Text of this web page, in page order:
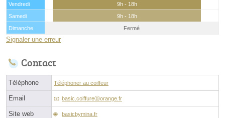
Vendredi
9h - 18h
Samedi
9h - 18h
Dimanche
Fermé
Signaler une erreur
Contact
Téléphone Téléphoner au coiffeur
Email basic.coiffureⓐorange.fr
Site web basicbymina.fr